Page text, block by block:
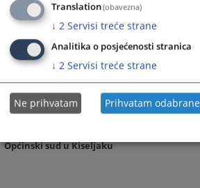
Općinski sud u Kaknju
Općinski sud u Kalesiji
Općinski sud u Kiseljaku
Translation(obavezna)
↓ 2 Servisi treće strane
Analitika o posjećenosti stranica
↓ 2 Servisi treće strane
Ne prihvatam Prihvatam odabrane